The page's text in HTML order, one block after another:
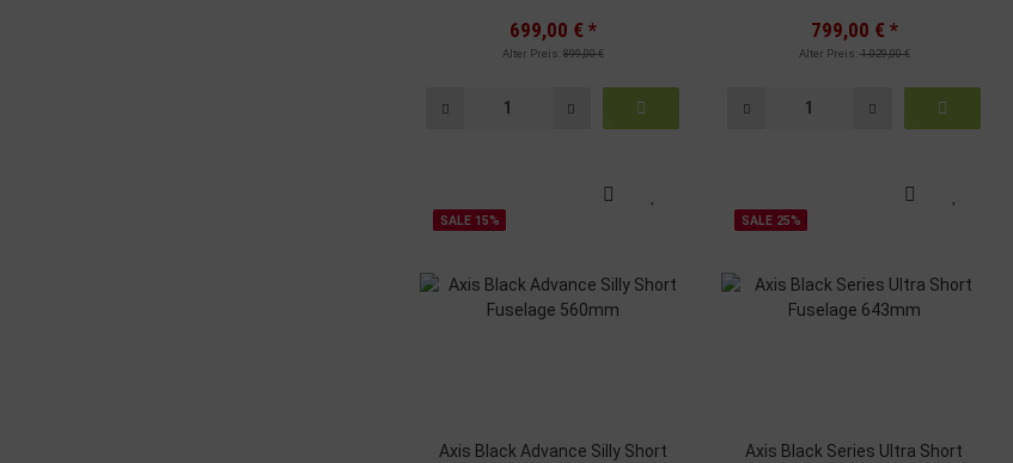
699,00 € *
Alter Preis: 899,00 €
799,00 € *
Alter Preis: 1.029,00 €
SALE 15%
Axis Black Advance Silly Short
SALE 25%
Axis Black Series Ultra Short